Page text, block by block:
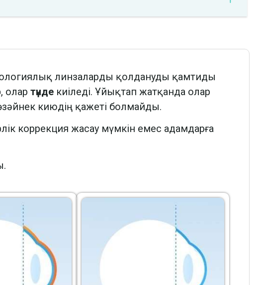
линзаларды қолдануды қамтиды
олар түнде киіледі. Ұйықтап жатқанда олар
киюдің қажеті болмайды.
коррекция жасау мүмкін емес адамдарға